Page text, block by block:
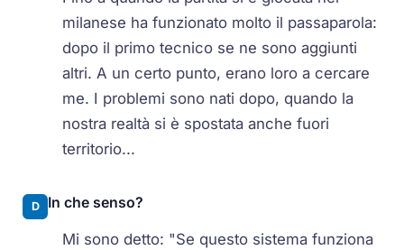
milanese ha funzionato molto il passaparola:
dopo il primo tecnico se ne sono aggiunti
altri. A un certo punto, erano loro a cercare
me. I problemi sono nati dopo, quando la
nostra realtà si è spostata anche fuori
territorio...
D In che senso?
Mi sono detto: "Se questo sistema funziona